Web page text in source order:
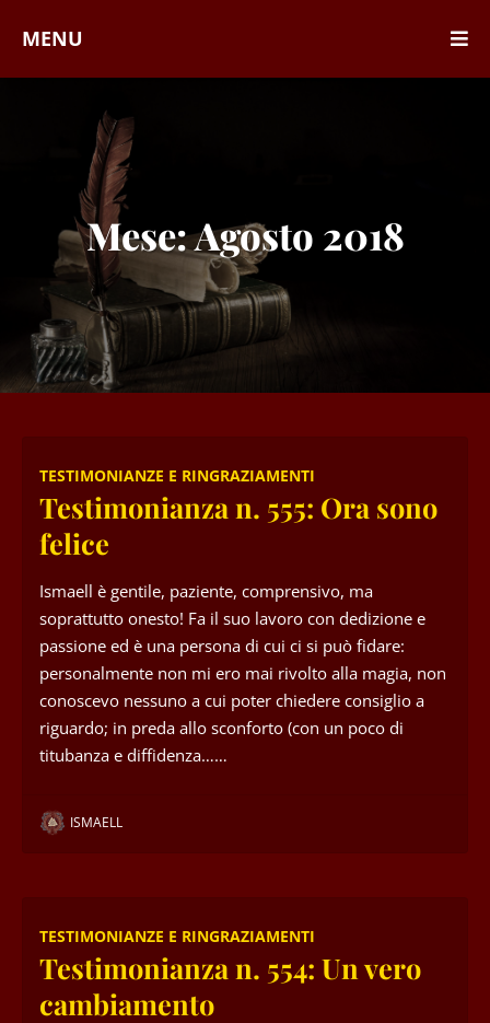
MENU
Mese:Agosto 2018
TESTIMONIANZE E RINGRAZIAMENTI
Testimonianza n. 555: Ora sono
felice
Ismaell è gentile, paziente, comprensivo, ma
soprattutto onesto! Fa il suo lavoro con dedizione e
passione ed è una persona di cui ci si può fidare:
personalmente non mi ero mai rivolto alla magia, non
conoscevo nessuno a cui poter chiedere consiglio a
riguardo; in preda allo sconforto (con un poco di
titubanza e diffidenza……
ISMAELL
TESTIMONIANZE E RINGRAZIAMENTI
Testimonianza n. 554: Un vero
cambiamento